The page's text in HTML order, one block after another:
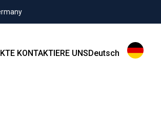
KONTAKTIERE UNSDeutsch